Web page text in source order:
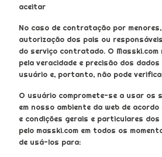
aceitar
No caso de contratação por
autorização dos pais ou
do serviço contratado. O Masski.com
pela veracidade e precisão dos
usuário e, portanto, não pode
O usuário compromete-se a usar os
em nosso ambiente da web de
e condições gerais e particulares
pelo masski.com em todos os
de usá-los para: